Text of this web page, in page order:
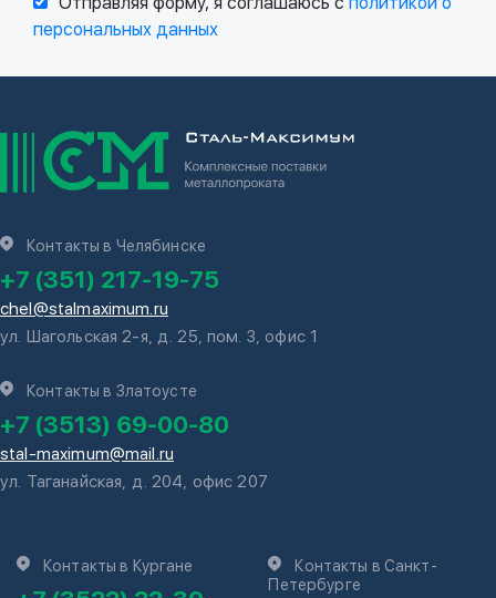
персональных данных
Контакты в Челябинске
+7 (351) 217-19-75
chel@stalmaximum.ru
ул. Шагольская 2-я, д. 25, пом. 3, офис 1
Контакты в Златоусте
+7 (3513) 69-00-80
stal-maximum@mail.ru
ул. Таганайская, д. 204, офис 207
Контакты в Кургане
Контакты в Санкт-
Петербурге